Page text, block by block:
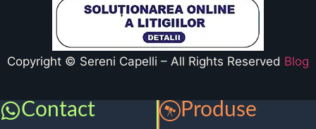
Copyright © Sereni Capelli – All Rights Reserved Blog
Contact Produse